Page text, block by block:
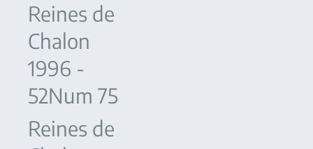
Reines de
Chalon
1996 -
52Num 75
Reines de